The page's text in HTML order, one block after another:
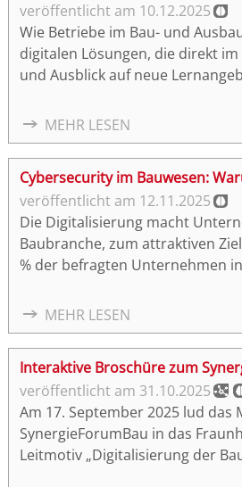
10.12.2025
Wie Betriebe im Bau- und
digitalen Lösungen, die direkt
und Ausblick auf neue
MEHR LESEN
Cybersecurity im Bauwesen:
12.11.2025
Die Digitalisierung macht
Baubranche, zum attraktiven
% der befragten Unternehmen
aber keinen direkten Mehrwert
durch
Sicherheitsexperte Matthias
kontinuierliche IT-
MEHR LESEN
Interaktive Broschüre zum
31.10.2025
Am 17. September 2025 lud
SynergieForumBau in das
Leitmotiv „Digitalisierung der